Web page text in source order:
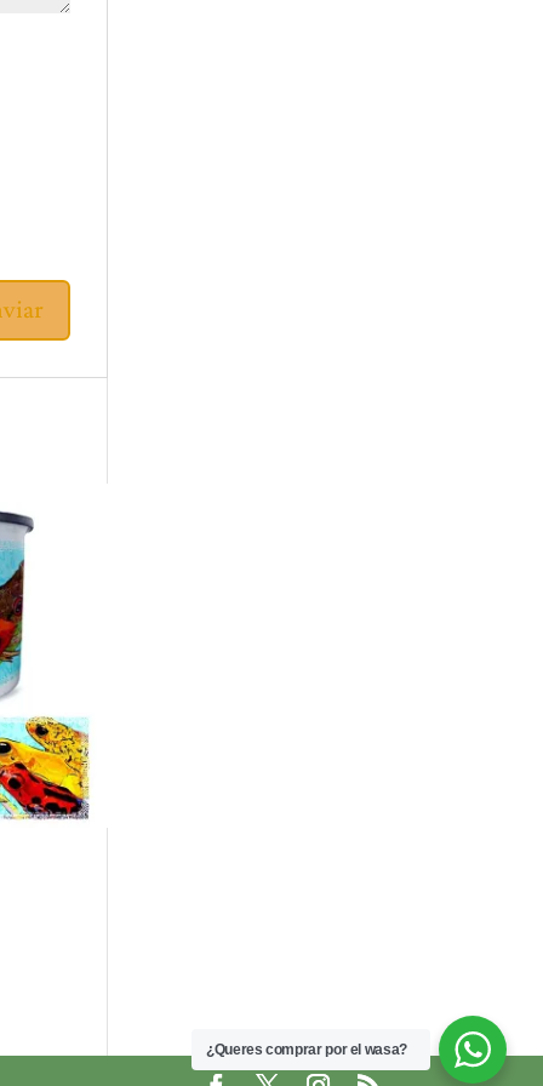
¿Queres comprar por el wasa?